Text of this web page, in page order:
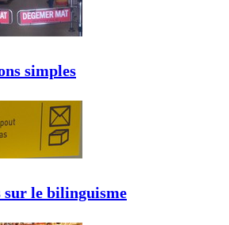
simples
sur le bilinguisme